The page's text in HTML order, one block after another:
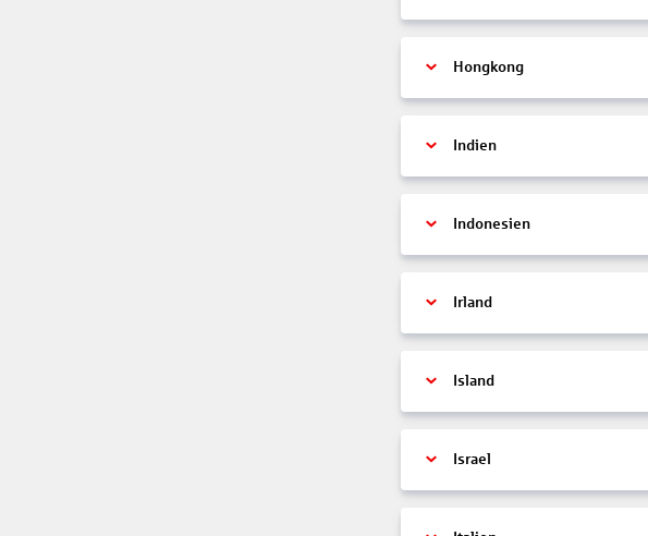
Hongkong
Indien
Indonesien
Irland
Island
Israel